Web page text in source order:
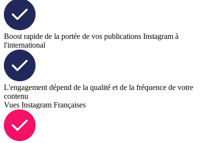
Boost rapide de la portée de vos publications Instagram à
l'international
L'engagement dépend de la qualité et de la fréquence de votre
contenu
Vues Instagram Françaises